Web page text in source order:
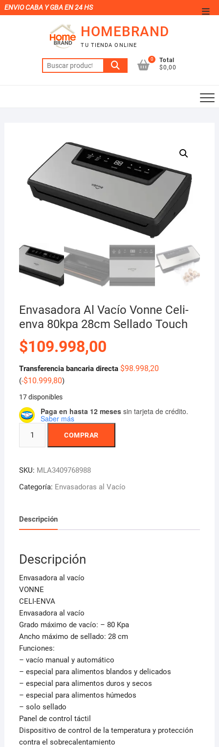
Saltar
al
ENVIO CABA Y GBA EN 24 HS
HOMEBRAND
TU TIENDA ONLINE
Buscar
por:
0
Total
$0,00
Envasadora Al Vacío Vonne Celi-
enva 80kpa 28cm Sellado Touch
$109.998,00
Transferencia bancaria directa $98.998,20
(-$10.999,80)
17 disponibles
Paga en hasta 12 mesessin tarjeta de crédito.
Saber más
Celi-
enva
Sellado
COMPRAR
SKU: MLA3409768988
Categoría: Envasadoras al Vacío
Descripción
Descripción
Envasadora al vacío
VONNE
CELI-ENVA
Envasadora al vacío
Grado máximo de vacío: – 80 Kpa
Ancho máximo de sellado: 28 cm
Funciones:
– vacío manual y automático
– especial para alimentos blandos y delicados
– especial para alimentos duros y secos
– especial para alimentos húmedos
– solo sellado
Panel de control táctil
Dispositivo de control de la temperatura y protección
contra el sobrecalentamiento